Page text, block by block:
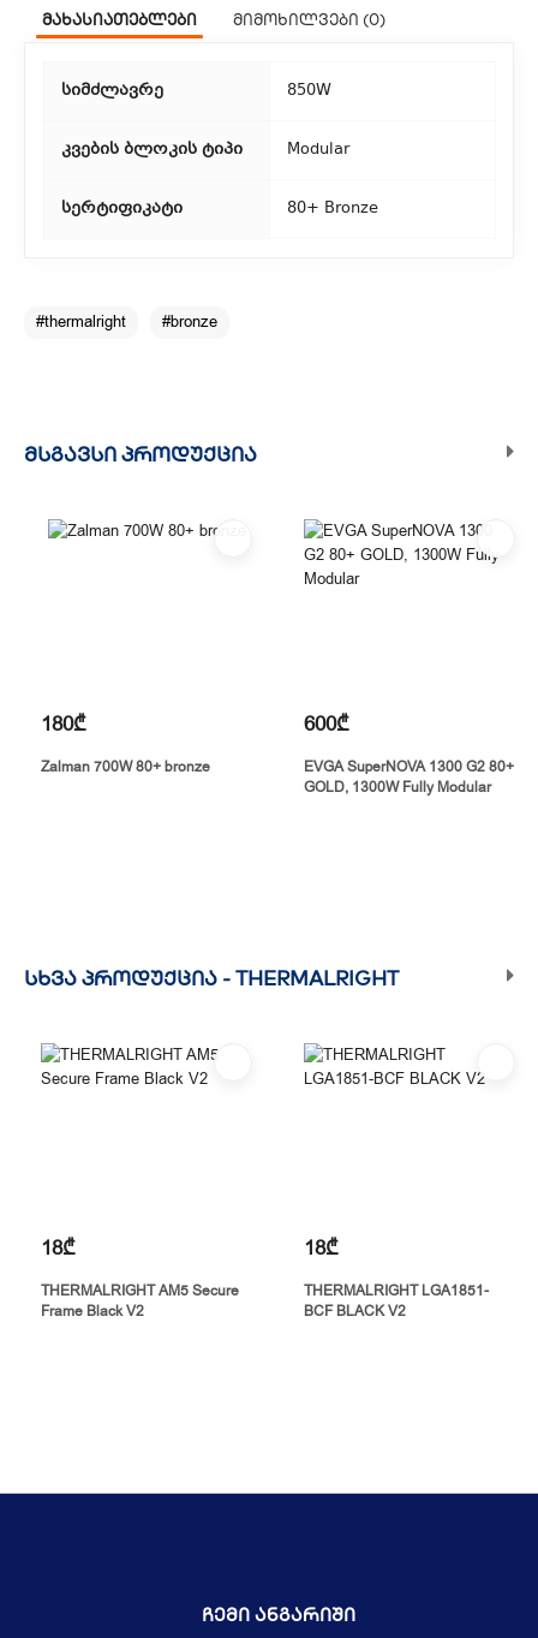
თბილისის მასშტაბით.
აიღოთ თქვენი შეკვეთა ჩვენი ფილიალიდან.
3. საფოსტო მიწოდება
მახასიათებლები მიმოხილვები (0)
სიმძლავრე 850W
კვების ბლოკის ტიპი Modular
სერტიფიკატი 80+ Bronze
#thermalright #bronze
ᲛᲡᲒᲐᲕᲡᲘ ᲞᲠᲝᲓᲣᲥᲪᲘᲐ
180₾
Zalman 700W 80+ bronze
600₾
EVGA SuperNOVA 1300 G2 80+
GOLD, 1300W Fully Modular
ᲡᲮᲕᲐ ᲞᲠᲝᲓᲣᲥᲪᲘᲐ -THERMALRIGHT
18₾
THERMALRIGHT AM5 Secure
Frame Black V2
18₾
THERMALRIGHT LGA1851-
BCF BLACK V2
Ჩემი Ანგარიში